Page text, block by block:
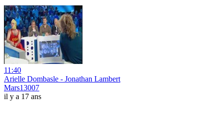
11:40
Arielle Dombasle - Jonathan Lambert
Mars13007
il y a 17 ans